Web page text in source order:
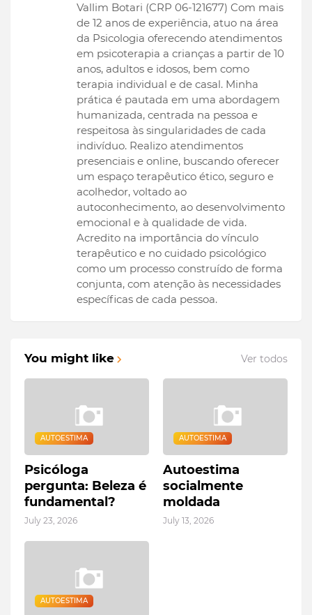
Vallim Botari (CRP 06-121677) Com mais
de 12 anos de experiência, atuo na área
da Psicologia oferecendo atendimentos
em psicoterapia a crianças a partir de 10
anos, adultos e idosos, bem como
terapia individual e de casal. Minha
prática é pautada em uma abordagem
humanizada, centrada na pessoa e
respeitosa às singularidades de cada
indivíduo. Realizo atendimentos
presenciais e online, buscando oferecer
um espaço terapêutico ético, seguro e
acolhedor, voltado ao
autoconhecimento, ao desenvolvimento
emocional e à qualidade de vida.
Acredito na importância do vínculo
terapêutico e no cuidado psicológico
como um processo construído de forma
conjunta, com atenção às necessidades
específicas de cada pessoa.
You might like Ver todos
AUTOESTIMA
Psicóloga
pergunta: Beleza é
fundamental?
July 23, 2026
AUTOESTIMA
Autoestima
socialmente
moldada
July 13, 2026
AUTOESTIMA